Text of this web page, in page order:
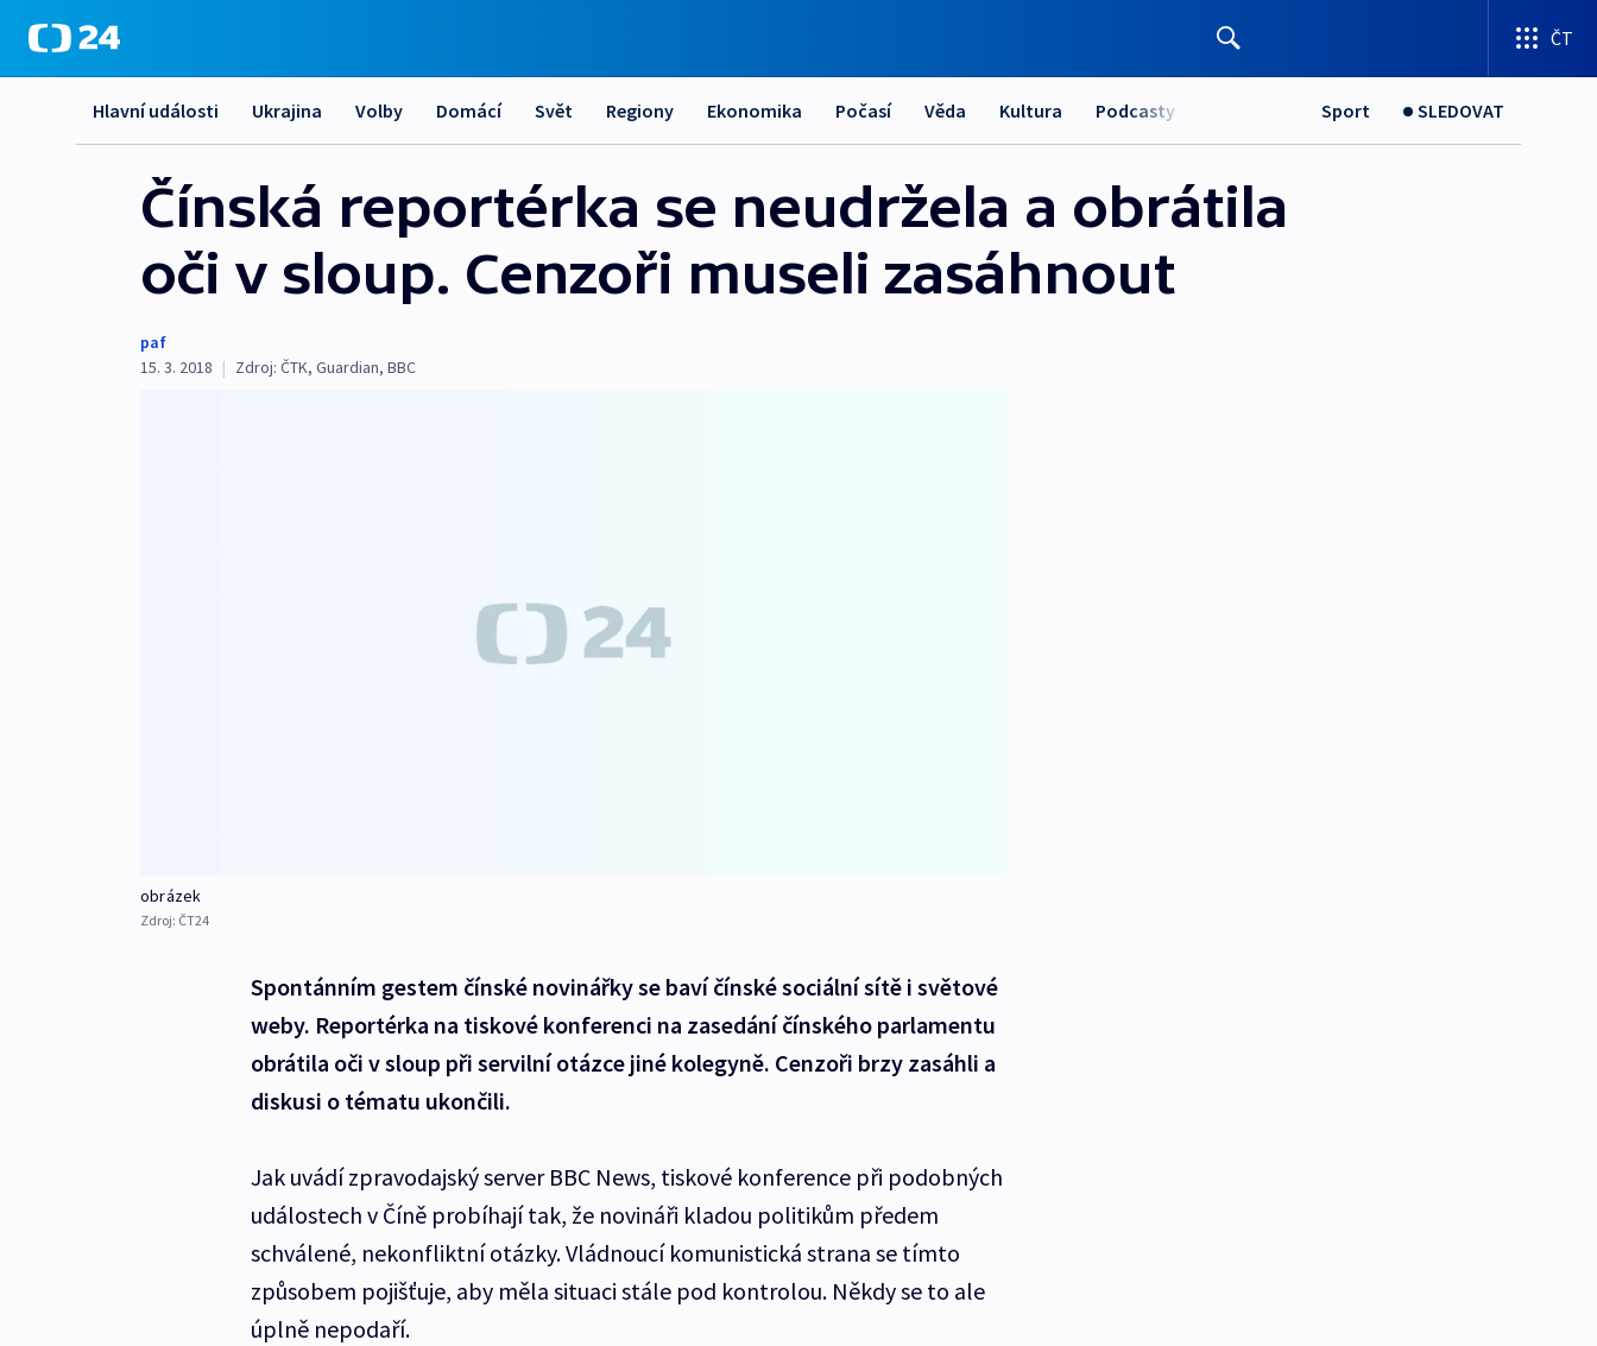
ČT
Hlavní události Ukrajina Volby Domácí Svět Regiony Ekonomika Počasí Věda Kultura Podcasty Sport SLEDOVAT
Čínská reportérka se neudržela a obrátila
oči v sloup. Cenzoři museli zasáhnout
paf
15. 3. 2018 | Zdroj: ČTK, Guardian, BBC
obrázek
Zdroj: ČT24
Spontánním gestem čínské novinářky se baví čínské sociální sítě i světové
weby. Reportérka na tiskové konferenci na zasedání čínského parlamentu
obrátila oči v sloup při servilní otázce jiné kolegyně. Cenzoři brzy zasáhli a
diskusi o tématu ukončili.
Jak uvádí zpravodajský server BBC News, tiskové konference při podobných
událostech v Číně probíhají tak, že novináři kladou politikům předem
schválené, nekonfliktní otázky. Vládnoucí komunistická strana se tímto
způsobem pojišťuje, aby měla situaci stále pod kontrolou. Někdy se to ale
úplně nepodaří.